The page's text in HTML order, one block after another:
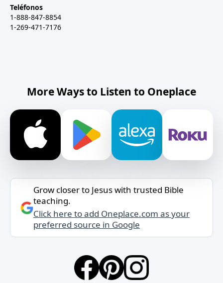
Teléfonos
1-888-847-8854
1-269-471-7176
More Ways to Listen to Oneplace
Grow closer to Jesus with trusted Bible
teaching.
Click here to add Oneplace.com as your
preferred source in Google